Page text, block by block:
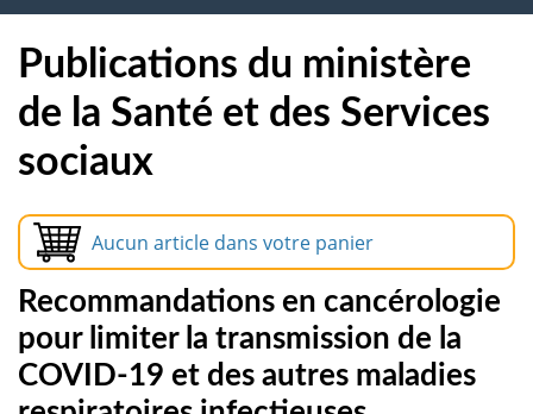
Publications du ministère
de la Santé et des Services
sociaux
Aucun article dans votre panier
Recommandations en cancérologie
pour limiter la transmission de la
COVID-19 et des autres maladies